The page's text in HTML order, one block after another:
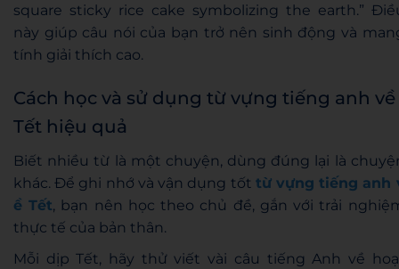
square sticky rice cake symbolizing the earth.”
này giúp câu nói của bạn trở nên sinh động và
tính giải thích cao.
Cách học và sử dụng từ vựng tiếng anh về
Tết hiệu quả
Biết nhiều từ là một chuyện, dùng đúng lại là
khác. Để ghi nhớ và vận dụng tốt từ vựng tiếng anh
ề Tết, bạn nên học theo chủ đề, gắn với trải
thực tế của bản thân.
Mỗi dịp Tết, hãy thử viết vài câu tiếng Anh về